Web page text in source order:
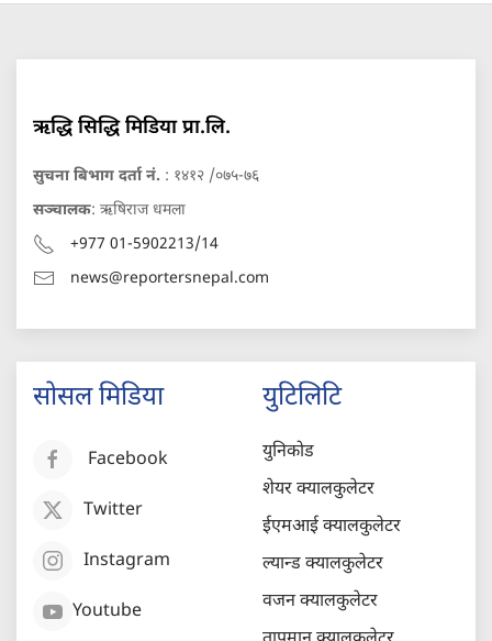
ऋद्धि सिद्धि मिडिया प्रा.लि.
सुचना बिभाग दर्ता नं. : १४१२ /०७५-७६
सञ्चालक: ऋषिराज धमला
+977 01-5902213/14
news@reportersnepal.com
सोसल मिडिया
Facebook
Twitter
Instagram
Youtube
युटिलिटि
युनिकोड
शेयर क्यालकुलेटर
ईएमआई क्यालकुलेटर
ल्यान्ड क्यालकुलेटर
वजन क्यालकुलेटर